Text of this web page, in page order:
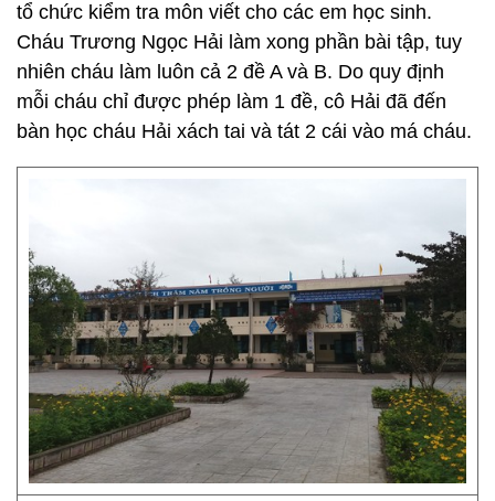
tổ chức kiểm tra môn viết cho các em học sinh.
Cháu Trương Ngọc Hải làm xong phần bài tập, tuy
nhiên cháu làm luôn cả 2 đề A và B. Do quy định
mỗi cháu chỉ được phép làm 1 đề, cô Hải đã đến
bàn học cháu Hải xách tai và tát 2 cái vào má cháu.